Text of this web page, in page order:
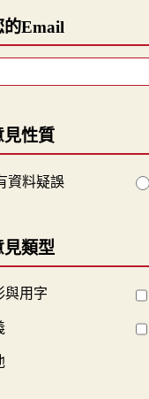
的Email
見性質
資料疑誤
見類型
與用字